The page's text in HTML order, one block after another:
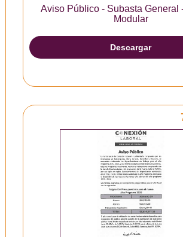
Aviso Público - Subasta General
Modular
Descargar